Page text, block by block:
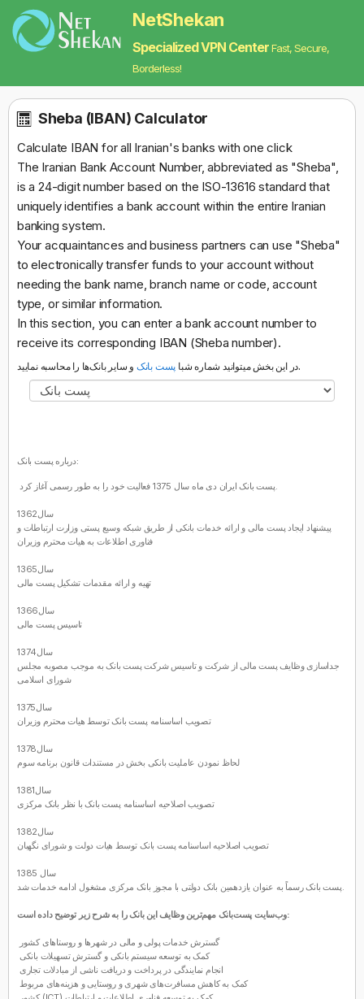
NetShekan
Specialized VPN CenterFast, Secure,
Borderless!
Sheba (IBAN) Calculator
Calculate IBAN for all Iranian's banks with one click
The Iranian Bank Account Number, abbreviated as "Sheba",
is a 24-digit number based on the ISO-13616 standard that
uniquely identifies a bank account within the entire Iranian
banking system.
Your acquaintances and business partners can use "Sheba"
to electronically transfer funds to your account without
needing the bank name, branch name or code, account
type, or similar information.
In this section, you can enter a bank account number to
receive its corresponding IBAN (Sheba number).
در این بخش میتوانید شماره شبا پست بانک و سایر بانک‌ها را محاسبه نمایید.
درباره پست بانک:
پست بانک ایران دی ماه سال 1375 فعالیت خود را به طور رسمی آغاز کرد.
سال1362
پیشنهاد ایجاد پست مالی و ارائه خدمات بانکی از طریق شبکه وسیع پستی وزارت ارتباطات و
فناوری اطلاعات به هیات محترم وزیران
سال1365
تهیه و ارائه مقدمات تشکیل پست مالی
سال1366
تاسیس پست مالی
سال1374
جداسازی وظایف پست مالی از شرکت و تاسیس شرکت پست بانک به موجب مصوبه مجلس
شورای اسلامی
سال1375
تصویب اساسنامه پست بانک توسط هیات محترم وزیران
سال1378
لحاظ نمودن عاملیت بانکی بخش در مستندات قانون برنامه سوم
سال1381
تصویب اصلاحیه اساسنامه پست بانک با نظر بانک مرکزی
سال1382
تصویب اصلاحیه اساسنامه پست بانک توسط هیات دولت و شورای نگهبان
سال 1385
پست بانک رسماً به عنوان یازدهمین بانک دولتی با مجوز بانک مرکزی مشغول ادامه خدمات شد.
وب‌سایت پست‌بانک مهم‌ترین وظایف این بانک را به شرح زیر توضیح داده است:
گسترش خدمات پولی و مالی در شهرها و روستاهای کشور
کمک به توسعه سیستم بانکی و گسترش تسهیلات بانکی
انجام نمایندگی در پرداخت و دریافت ناشی از مبادلات تجاری
کمک به کاهش مسافرت‌های شهری و روستایی و هزینه‌های مربوط